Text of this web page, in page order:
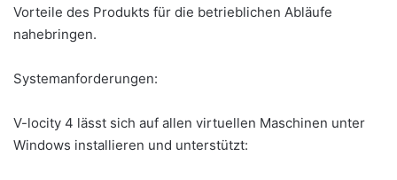
Vorteile des Produkts für die betrieblichen Abläufe
nahebringen.
Systemanforderungen:
V-locity 4 lässt sich auf allen virtuellen Maschinen unter
Windows installieren und unterstützt: